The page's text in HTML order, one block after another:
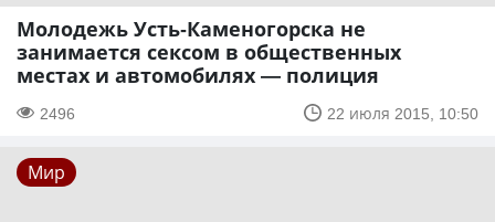
Молодежь Усть-Каменогорска не
занимается сексом в общественных
местах и автомобилях — полиция
2496 22 июля 2015, 10:50
Мир